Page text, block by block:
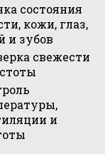
состояния
кожи, глаз,
и зубов
свежести
и